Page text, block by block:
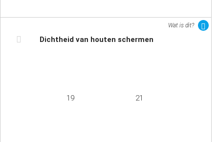
Wat is dit?
Dichtheid van houten schermen
19 21